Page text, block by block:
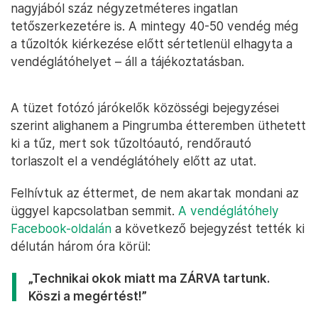
nagyjából száz négyzetméteres ingatlan
tetőszerkezetére is. A mintegy 40-50 vendég még
a tűzoltók kiérkezése előtt sértetlenül elhagyta a
vendéglátóhelyet – áll a tájékoztatásban.
A tüzet fotózó járókelők közösségi bejegyzései
szerint alighanem a Pingrumba étteremben üthetett
ki a tűz, mert sok tűzoltóautó, rendőrautó
torlaszolt el a vendéglátóhely előtt az utat.
Felhívtuk az éttermet, de nem akartak mondani az
üggyel kapcsolatban semmit. A vendéglátóhely
Facebook-oldalán a következő bejegyzést tették ki
délután három óra körül:
„Technikai okok miatt ma ZÁRVA tartunk.
Köszi a megértést!”